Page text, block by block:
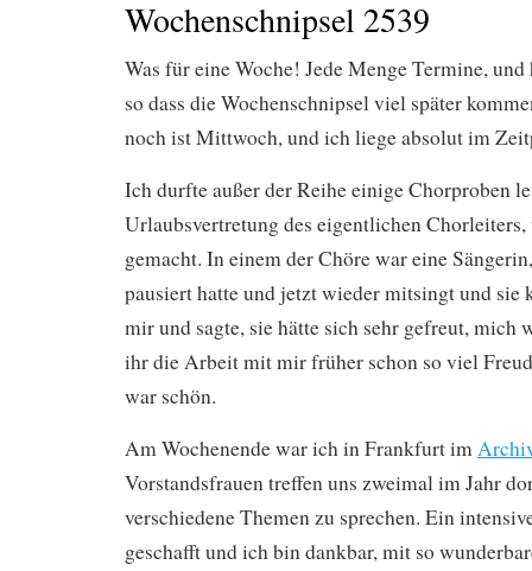
Wochenschnipsel 2539
Was für eine Woche! Jede Menge Termine, und
so dass die Wochenschnipsel viel später
noch ist Mittwoch, und ich liege absolut im
Ich durfte außer der Reihe einige Chorproben
Urlaubsvertretung des eigentlichen Chorleiters,
gemacht. In einem der Chöre war eine
pausiert hatte und jetzt wieder mitsingt und sie
mir und sagte, sie hätte sich sehr gefreut, mich
ihr die Arbeit mit mir früher schon so viel
war schön.
Am Wochenende war ich in Frankfurt im
Vorstandsfrauen treffen uns zweimal im Jahr
verschiedene Themen zu sprechen. Ein
geschafft und ich bin dankbar, mit so